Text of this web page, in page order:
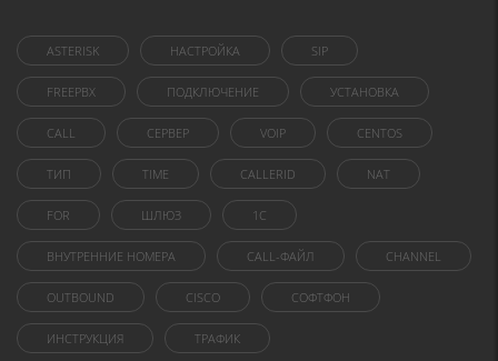
ASTERISK НАСТРОЙКА SIP
FREEPBX ПОДКЛЮЧЕНИЕ УСТАНОВКА
CALL СЕРВЕР VOIP CENTOS
ТИП TIME CALLERID NAT
FOR ШЛЮЗ 1C
ВНУТРЕННИЕ НОМЕРА CALL-ФАЙЛ CHANNEL
OUTBOUND CISCO СОФТФОН
ИНСТРУКЦИЯ ТРАФИК